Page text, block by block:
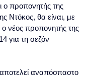
ο προπονητής της
Ντόκος, θα είναι, με
ο νέος προπονητής της
για τη σεζόν
αναπόσπαστο